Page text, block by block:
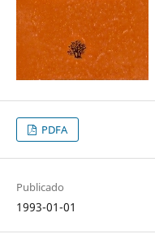
PDFA
Publicado
1993-01-01